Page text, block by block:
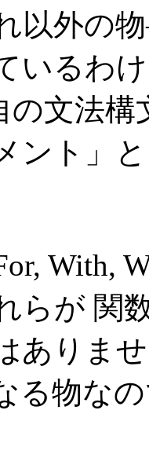
以外の
いるわ
の文法
ント」
With,
らが 関
ありま
る物な